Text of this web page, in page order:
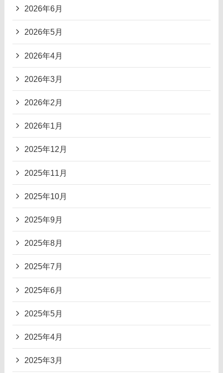
2026年6月
2026年5月
2026年4月
2026年3月
2026年2月
2026年1月
2025年12月
2025年11月
2025年10月
2025年9月
2025年8月
2025年7月
2025年6月
2025年5月
2025年4月
2025年3月